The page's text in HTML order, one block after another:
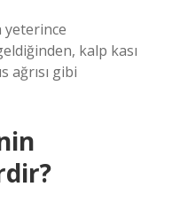
yeterince
kalp kası
ağrısı gibi